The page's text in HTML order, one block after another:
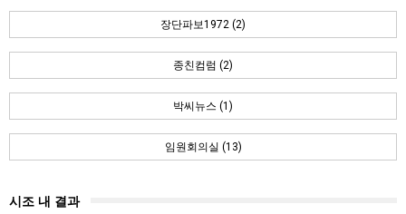
장단파보1972 (2)
종친컴럼 (2)
박씨뉴스 (1)
임원회의실 (13)
시조 내 결과